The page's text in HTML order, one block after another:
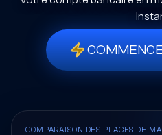
COMPARAISON DES PLACES DE